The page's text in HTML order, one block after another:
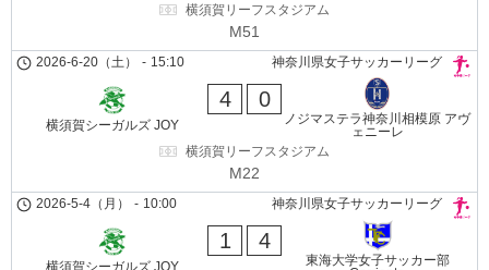
横須賀リーフスタジアム
M51
神奈川県女子サッカーリーグ
2026-6-20（土） - 15:10
横須賀シーガルズ JOY
4 0
ノジマステラ神奈川相模原 アヴ
ェニーレ
横須賀リーフスタジアム
M22
神奈川県女子サッカーリーグ
2026-5-4（月） - 10:00
横須賀シーガルズ JOY
1 4
東海大学女子サッカー部